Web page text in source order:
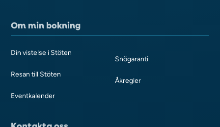
Om min bokning
Din vistelse i Stöten
Resan till Stöten
Eventkalender
Snögaranti
Åkregler